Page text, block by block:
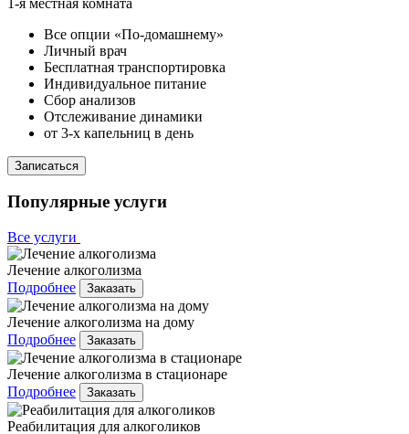
Все опции «По-домашнему»
Личный врач
Бесплатная транспортировка
Индивидуальное питание
Сбор анализов
Отслеживание динамики
от 3-х капельниц в день
Записаться
Популярные услуги
Все услуги
Лечение алкоголизма
Подробнее
Заказать
Лечение алкоголизма на дому
Подробнее
Заказать
Лечение алкоголизма в стационаре
Подробнее
Заказать
Реабилитация для алкоголиков